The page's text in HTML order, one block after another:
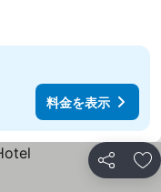
料金を表示
シェア お